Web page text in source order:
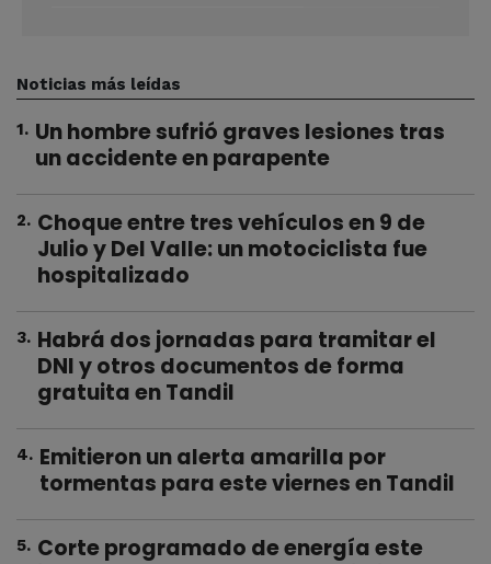
Noticias más leídas
1. Un hombre sufrió graves lesiones tras
un accidente en parapente
2. Choque entre tres vehículos en 9 de
Julio y Del Valle: un motociclista fue
hospitalizado
3. Habrá dos jornadas para tramitar el
DNI y otros documentos de forma
gratuita en Tandil
4. Emitieron un alerta amarilla por
tormentas para este viernes en Tandil
5. Corte programado de energía este